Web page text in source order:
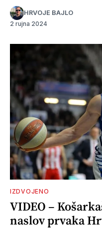
HRVOJE BAJLO
2 rujna 2024
IZDVOJENO
VIDEO –
naslov prvaka